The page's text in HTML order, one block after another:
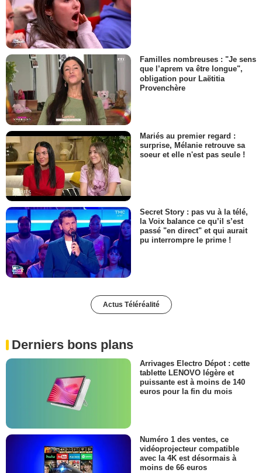
Familles nombreuses : "Je sens
que l’aprem va être longue",
obligation pour Laëtitia
Provenchère
Mariés au premier regard :
surprise, Mélanie retrouve sa
soeur et elle n'est pas seule !
Secret Story : pas vu à la télé,
la Voix balance ce qu’il s’est
passé "en direct" et qui aurait
pu interrompre le prime !
Actus Téléréalité
Derniers bons plans
Arrivages Electro Dépot : cette
tablette LENOVO légère et
puissante est à moins de 140
euros pour la fin du mois
Numéro 1 des ventes, ce
vidéoprojecteur compatible
avec la 4K est désormais à
moins de 66 euros